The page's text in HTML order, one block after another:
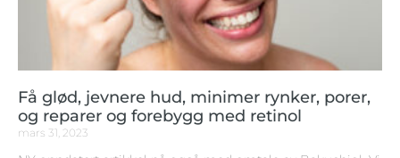
Få glød, jevnere hud, minimer rynker, porer,
og reparer og forebygg med retinol
mars 31, 2023